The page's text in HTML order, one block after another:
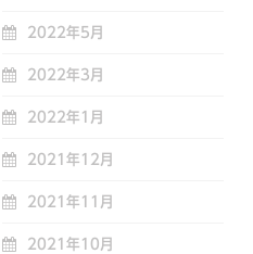
2022年5月
2022年3月
2022年1月
2021年12月
2021年11月
2021年10月